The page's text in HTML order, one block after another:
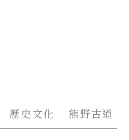
歷史文化 熊野古道